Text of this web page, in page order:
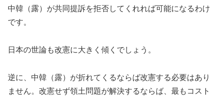
中韓（露）が共同提訴を拒否してくれれば可能になるわけ
です。
日本の世論も改憲に大きく傾くでしょう。
逆に、中韓（露）が折れてくるならば改憲する必要はあり
ません。改憲せず領土問題が解決するならば、最もコスト